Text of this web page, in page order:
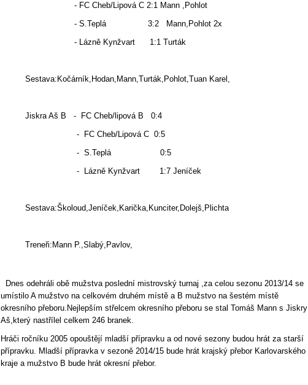
- FC Cheb/Lipová C 2:1 Mann ,Pohlot
- S.Teplá 3:2 Mann,Pohlot 2x
- Lázně Kynžvart 1:1 Turták
Sestava:Kočárník,Hodan,Mann,Turták,Pohlot,Tuan Karel,
Jiskra Aš B - FC Cheb/lipová B 0:4
- FC Cheb/Lipová C 0:5
- S.Teplá 0:5
- Lázně Kynžvart 1:7 Jeníček
Sestava:Školoud,Jeníček,Karička,Kunciter,Dolejš,Plichta
Treneři:Mann P.,Slabý,Pavlov,
Dnes odehráli obě mužstva poslední mistrovský turnaj ,za celou sezonu 2013/14 se
umístilo A mužstvo na celkovém druhém místě a B mužstvo na šestém místě
okresního přeboru.Nejlepším střelcem okresního přeboru se stal Tomáš Mann s Jiskry
Aš,který nastřílel celkem 246 branek.
Hráči ročníku 2005 opouštějí mladší přípravku a od nové sezony budou hrát za starší
přípravku. Mladší přípravka v sezoně 2014/15 bude hrát krajský přebor Karlovarského
kraje a mužstvo B bude hrát okresní přebor.